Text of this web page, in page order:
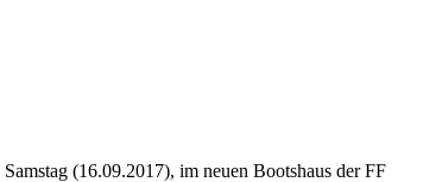
(16.09.2017), im neuen Bootshaus der FF